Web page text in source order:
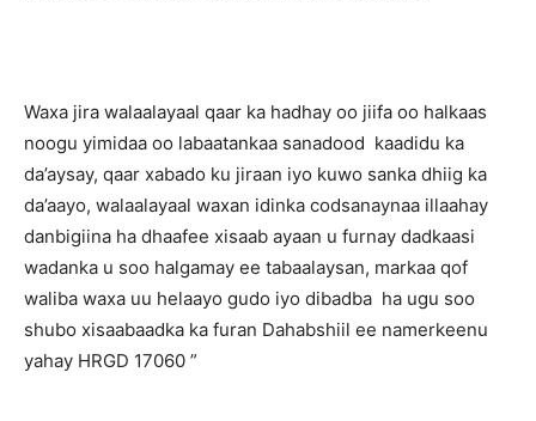
Waxa jira walaalayaal qaar ka hadhay oo jiifa oo halkaas
noogu yimidaa oo labaatankaa sanadood kaadidu ka
da’aysay, qaar xabado ku jiraan iyo kuwo sanka dhiig ka
da’aayo, walaalayaal waxan idinka codsanaynaa illaahay
danbigiina ha dhaafee xisaab ayaan u furnay dadkaasi
wadanka u soo halgamay ee tabaalaysan, markaa qof
waliba waxa uu helaayo gudo iyo dibadba ha ugu soo
shubo xisaabaadka ka furan Dahabshiil ee namerkeenu
yahay HRGD 17060 ”